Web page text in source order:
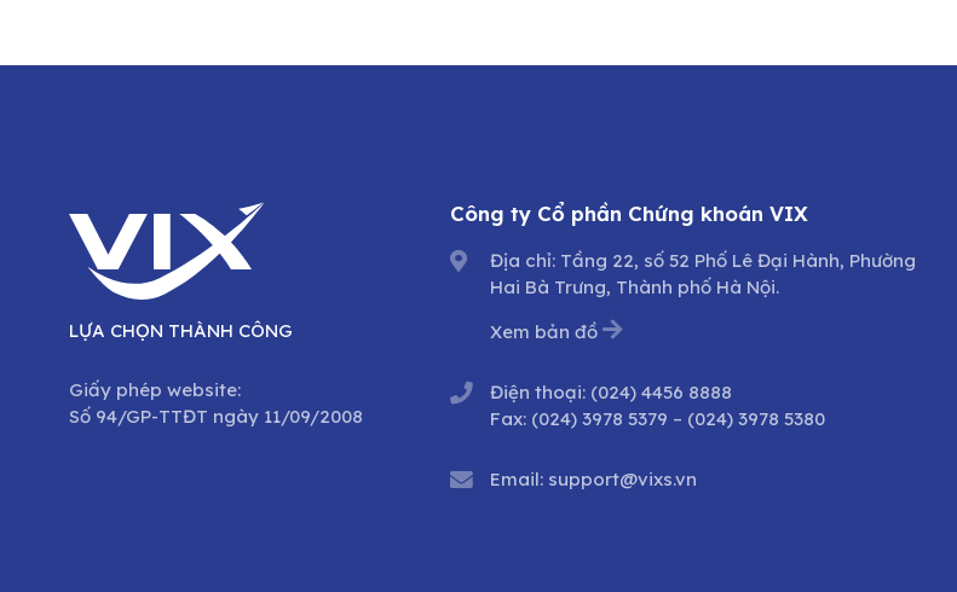
LỰA CHỌN THÀNH CÔNG
Giấy phép website:
Số 94/GP-TTĐT ngày 11/09/2008
Công ty Cổ phần Chứng khoán VIX
Địa chỉ: Tầng 22, số 52 Phố Lê Đại Hành, Phường
Hai Bà Trưng, Thành phố Hà Nội.
Xem bản đồ
Điện thoại: (024) 4456 8888
Fax: (024) 3978 5379 – (024) 3978 5380
Email: support@vixs.vn